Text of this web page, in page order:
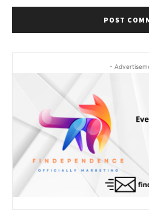
-